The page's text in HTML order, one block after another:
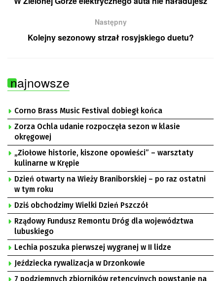
Następny
Kolejny sezonowy strzał rosyjskiego duetu?
najnowsze
Corno Brass Music Festival dobiegł końca
Zorza Ochla udanie rozpoczęła sezon w klasie
okręgowej
„Ziołowe historie, kiszone opowieści” – warsztaty
kulinarne w Krępie
Dzień otwarty na Wieży Braniborskiej – po raz ostatni
w tym roku
Dziś obchodzimy Wielki Dzień Pszczół
Rządowy Fundusz Remontu Dróg dla województwa
lubuskiego
Lechia poszuka pierwszej wygranej w II lidze
Jeździecka rywalizacja w Drzonkowie
7 podziemnych zbiorników retencyjnych powstanie na